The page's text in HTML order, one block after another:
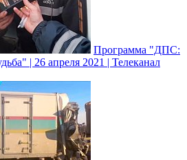
Программа "ДПС:
| 26 апреля 2021 | Телеканал